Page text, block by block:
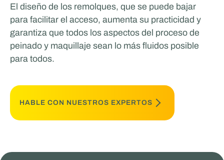
El diseño de los remolques, que se puede bajar
para facilitar el acceso, aumenta su practicidad y
garantiza que todos los aspectos del proceso de
peinado y maquillaje sean lo más fluidos posible
para todos.
HABLE CON NUESTROS EXPERTOS